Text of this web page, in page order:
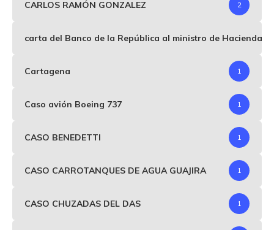
CARLOS RAMÓN GONZALEZ 2
carta del Banco de la República al ministro de Hacienda
Cartagena 1
Caso avión Boeing 737 1
CASO BENEDETTI 1
CASO CARROTANQUES DE AGUA GUAJIRA 1
CASO CHUZADAS DEL DAS 1